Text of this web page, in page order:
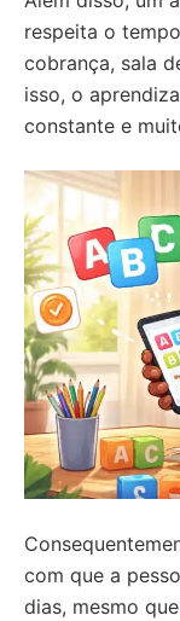
respeita o
cobrança, sala
isso, o
constante e
com que a
dias, mesmo